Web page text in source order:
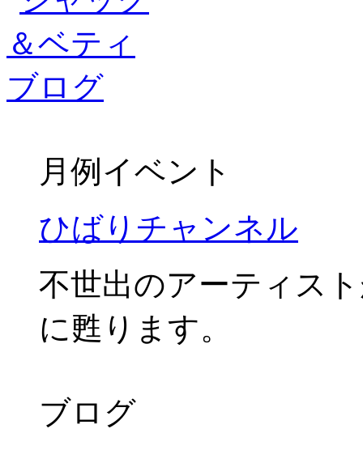
月例イベント
ひばりチャンネル
不世出のアーティス
に甦ります。
ブログ